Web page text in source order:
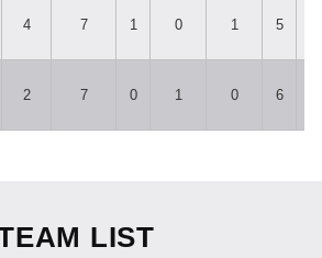
4 7 1 0 1 5
2 7 0 1 0 6
LIST